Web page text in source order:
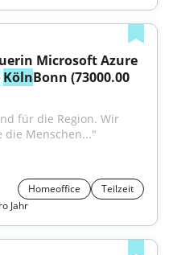
Microsoft Azure
KölnBonn (73000.00
für die Region. Wir
die Menschen..."
Homeoffice
Teilzeit
Jahr